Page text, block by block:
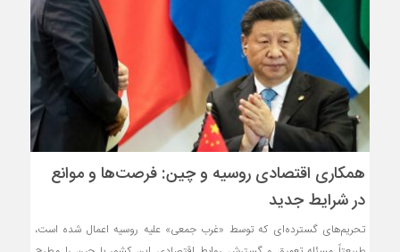
همکاری اقتصادی روسیه و چین: فرصت‌ها و موانع
در شرایط جدید
تحریم‌های گسترده‌ای که توسط «غرب جمعی» علیه روسیه اعمال شده است،